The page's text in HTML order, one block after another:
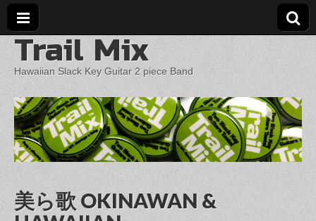
Trail Mix
Hawaiian Slack Key Guitar 2 piece Band
美ら歌 OKINAWAN &